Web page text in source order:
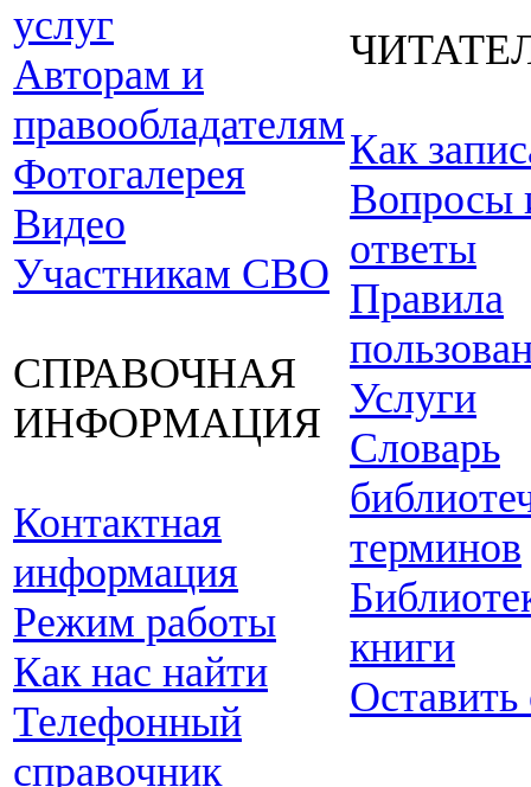
услуг
Авторам и
правообладателям
Фотогалерея
Видео
Участникам СВО
СПРАВОЧНАЯ
ИНФОРМАЦИЯ
Контактная
информация
Режим работы
Как нас найти
Телефонный
справочник
Как
Вопросы
ответы
Правила
Услуги
Словарь
терминов
книги
Оставить